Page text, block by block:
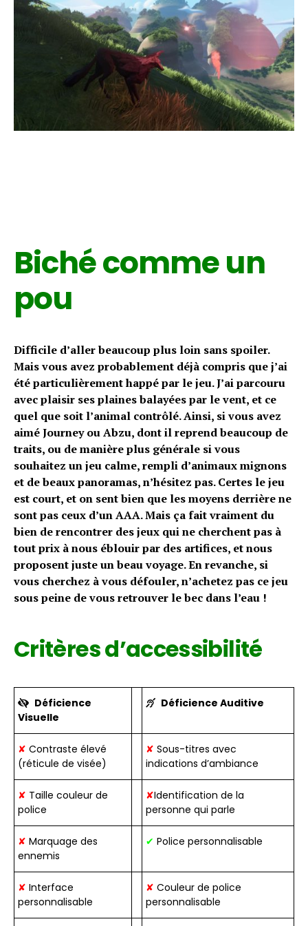
Biché comme un
pou
Difficile d’aller beaucoup plus loin sans spoiler.
Mais vous avez probablement déjà compris que j’ai
été particulièrement happé par le jeu. J’ai parcouru
avec plaisir ses plaines balayées par le vent, et ce
quel que soit l’animal contrôlé. Ainsi, si vous avez
aimé Journey ou Abzu, dont il reprend beaucoup de
traits, ou de manière plus générale si vous
souhaitez un jeu calme, rempli d’animaux mignons
et de beaux panoramas, n’hésitez pas. Certes le jeu
est court, et on sent bien que les moyens derrière ne
sont pas ceux d’un AAA. Mais ça fait vraiment du
bien de rencontrer des jeux qui ne cherchent pas à
tout prix à nous éblouir par des artifices, et nous
proposent juste un beau voyage. En revanche, si
vous cherchez à vous défouler, n’achetez pas ce jeu
sous peine de vous retrouver le bec dans l’eau !
Critères d’accessibilité
Déficience
Visuelle
Déficience Auditive
✘ Contraste élevé
(réticule de visée)
✘ Sous-titres avec
indications d’ambiance
✘ Taille couleur de
police
✘Identification de la
personne qui parle
✘ Marquage des
ennemis
✔ Police personnalisable
✘ Interface
personnalisable
✘ Couleur de police
personnalisable